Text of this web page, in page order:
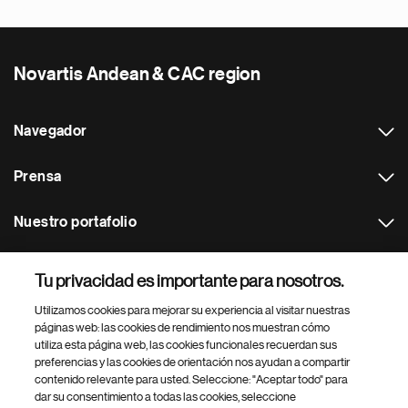
Novartis Andean & CAC region
Navegador
Prensa
Nuestro portafolio
Footer Site Search
Tu privacidad es importante para nosotros.
Utilizamos cookies para mejorar su experiencia al visitar nuestras
páginas web: las cookies de rendimiento nos muestran cómo
utiliza esta página web, las cookies funcionales recuerdan sus
preferencias y las cookies de orientación nos ayudan a compartir
contenido relevante para usted. Seleccione: "Aceptar todo" para
dar su consentimiento a todas las cookies, seleccione